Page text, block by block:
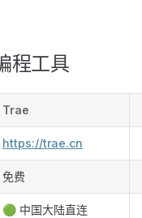
程工具
Trae
https://trae.cn
免费
🟢 中国大陆直连